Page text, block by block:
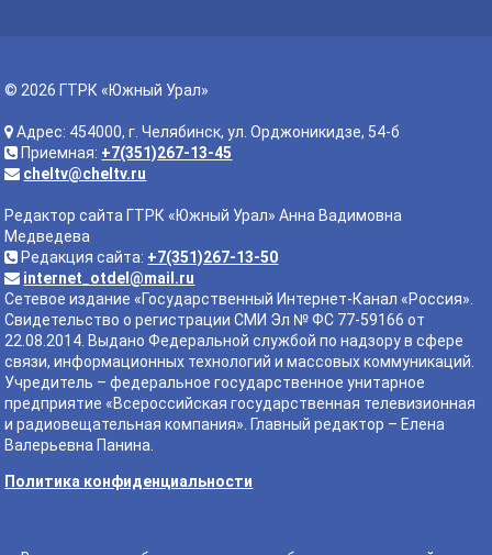
© 2026 ГТРК «Южный Урал»
Адрес: 454000, г. Челябинск, ул. Орджоникидзе, 54-б
Приемная: +7(351)267-13-45
cheltv@cheltv.ru
Редактор сайта ГТРК «Южный Урал» Анна Вадимовна
Медведева
Редакция сайта: +7(351)267-13-50
internet_otdel@mail.ru
Сетевое издание «Государственный Интернет-Канал «Россия».
Свидетельство о регистрации СМИ Эл № ФС 77-59166 от
22.08.2014. Выдано Федеральной службой по надзору в сфере
связи, информационных технологий и массовых коммуникаций.
Учредитель – федеральное государственное унитарное
предприятие «Всероссийская государственная телевизионная
и радиовещательная компания». Главный редактор – Елена
Валерьевна Панина.
Политика конфиденциальности